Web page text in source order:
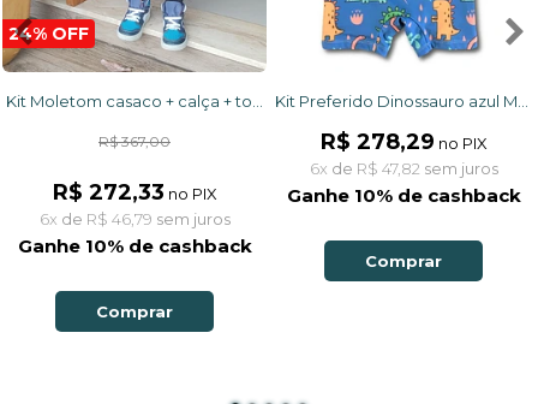
24% OFF
R$ 367,00
R$ 272,33 no PIX
6x de R$ 46,79 sem juros
Ganhe 10% de cashback
Comprar
R$ 278,29 no PIX
6x de R$ 47,82 sem juros
Ganhe 10% de cashback
Comprar